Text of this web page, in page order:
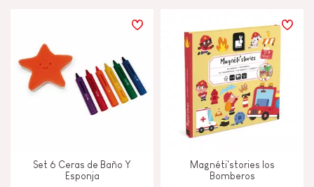
TIPOS DE APRENDIZAJE
Construir y diseñar
Descubrir y experimentar
Imaginar, inventar y crear
Set 6 Ceras de Baño Y
Esponja
Magnéti'stories los
Bomberos